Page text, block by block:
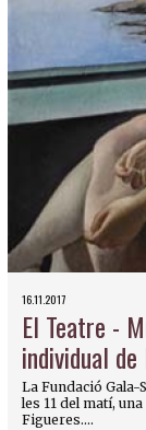
16.11.2017
El Teatre -
individual
La Fundació Gala-
les 11 del matí,
Figueres....